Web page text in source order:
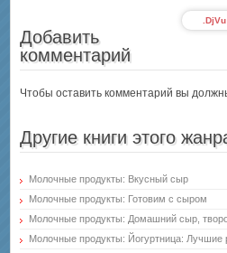
.DjVu
Добавить
комментарий
Чтобы оставить комментарий вы
Другие книги этого
Молочные продукты: Вкусный сыр
Молочные продукты: Готовим с сыром
Молочные продукты: Домашний сыр,
Молочные продукты: Йогуртница: Лучшие